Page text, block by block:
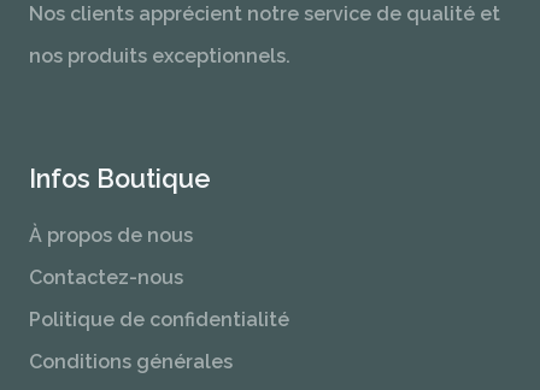
Nos clients apprécient notre service de qualité et
nos produits exceptionnels.
Infos Boutique
À propos de nous
Contactez-nous
Politique de confidentialité
Conditions générales